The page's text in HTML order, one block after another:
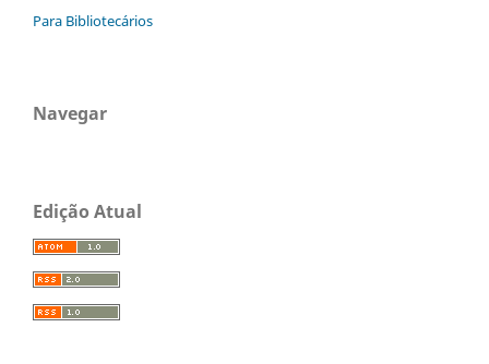
Para Bibliotecários
Navegar
Edição Atual